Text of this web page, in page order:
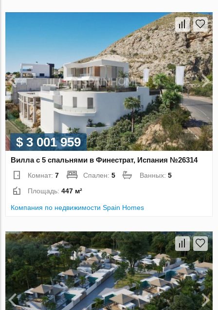
$ 3 001 959
Вилла с 5 спальнями в Финестрат, Испания №26314
Комнат:7 Спален:5 Ванных:5
Площадь:447 м²
Компания по недвижимости Spain Homes